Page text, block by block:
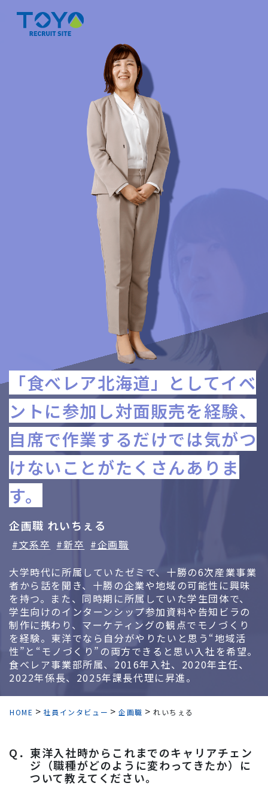
「食べレア北海道」としてイベ
ントに参加し対面販売を経験、
自席で作業するだけでは気がつ
けないことがたくさんありま
す。
企画職 れいちぇる
#文系卒 #新卒 #企画職
大学時代に所属していたゼミで、十勝の6次産業事業
者から話を聞き、十勝の企業や地域の可能性に興味
を持つ。また、同時期に所属していた学生団体で、
学生向けのインターンシップ参加資料や告知ビラの
制作に携わり、マーケティングの観点でモノづくり
を経験。東洋でなら自分がやりたいと思う“地域活
性”と“モノづくり”の両方できると思い入社を希望。
食べレア事業部所属、2016年入社、2020年主任、
2022年係長、2025年課長代理に昇進。
HOME 社員インタビュー 企画職 れいちぇる
Q． 東洋入社時からこれまでのキャリアチェン
ジ（職種がどのように変わってきたか）に
ついて教えてください。
社員インタビュー
働く環境・暮らす環境
新卒/中途/インターン